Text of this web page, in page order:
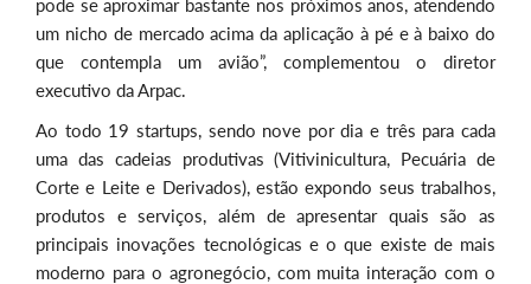
pode se aproximar bastante nos próximos anos, atendendo
um nicho de mercado acima da aplicação à pé e à baixo do
que contempla um avião”, complementou o diretor
executivo da Arpac.
Ao todo 19 startups, sendo nove por dia e três para cada
uma das cadeias produtivas (Vitivinicultura, Pecuária de
Corte e Leite e Derivados), estão expondo seus trabalhos,
produtos e serviços, além de apresentar quais são as
principais inovações tecnológicas e o que existe de mais
moderno para o agronegócio, com muita interação com o